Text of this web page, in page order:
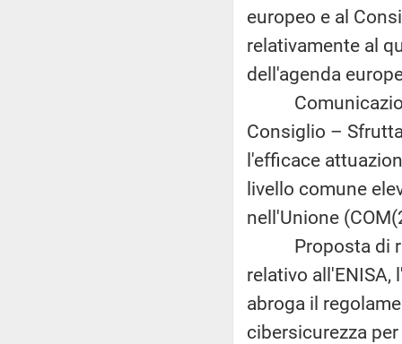
europeo e al
relativamente al
dell'agenda
Consiglio –
l'efficace
livello comune
nell'Unione
Proposta di
relativo all'ENISA,
abroga il
cibersicurezza